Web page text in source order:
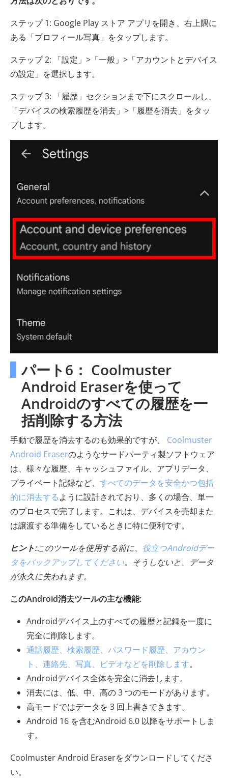
ステップ 1: Google Play ストア アプリを開き、右上隅に
ある「プロフィール写真」をタップします。
ステップ 2: 「設定」>「一般」>「アカウントとデバイス
の設定」を選択します。
ステップ 3: 「履歴」セクションまで下にスクロールし、
「デバイスの検索履歴を消去」>「履歴を消去」をタッ
プします。
パート6： Coolmuster
Android Eraserを使って
Androidのすべての履歴を一
括削除する方法
手動で履歴を消去するのも効果的ですが、 Coolmuster
Android Eraserのようなサードパーティ製ソフトウェア
は、様々な履歴、キャッシュファイル、アプリデータ、
プライベート記録など、 すべてのデータを安全かつ包括
的に消去するように設計されており、多くの場合、単一
のプロセスで完了します。これは、デバイスを売却また
は譲渡する準備をしているときに特に便利です。
ヒント:このツールを使用する前に、 役立つAndroidデー
タをバックアップしてください。そうしないと、データ
が永久に失われます。
このAndroid消去ツールの主な機能:
Androidデバイス上のすべての履歴と記録を一度に
完全に削除します。
通話履歴、検索履歴、パスワード履歴、アカウン
ト、連絡先、写真、ビデオなどを削除します。
Androidデバイス全体を完全に消去します。
消去には、低、中、高の 3 つのモードがあります。
高モードではデータを 3 回上書きできます。
Android 16 を含むAndroid 6.0 以降をサポートしま
す。
Coolmuster Android Eraserをダウンロードしてくださ
い。